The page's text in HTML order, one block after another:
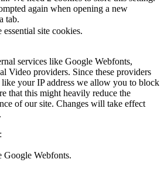
again when opening a new
tab.
site cookies.
services like Google Webfonts,
Video providers. Since these providers
like your IP address we allow you to block
that this might heavily reduce the
of our site. Changes will take effect
Google Webfonts.